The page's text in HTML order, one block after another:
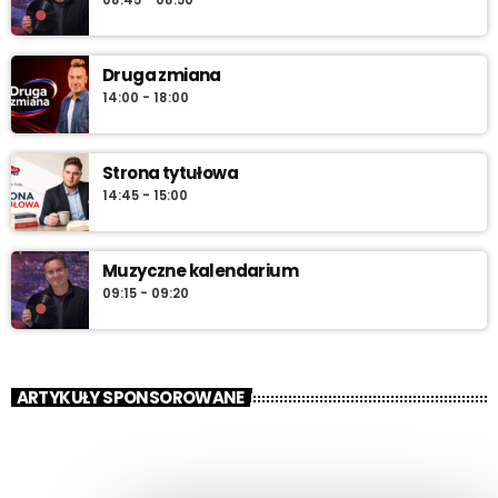
Druga zmiana
14:00 - 18:00
Strona tytułowa
14:45 - 15:00
Muzyczne kalendarium
09:15 - 09:20
ARTYKUŁY SPONSOROWANE